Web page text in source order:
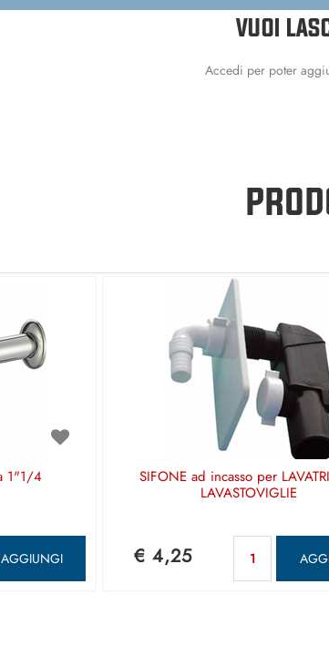
VUOI
Accedi per poter
1"1/4
AGGIUNGI
SIFONE ad incasso per
LAVASTOVIGLIE
€ 4,25